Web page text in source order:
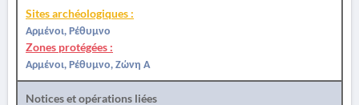
Sites archéologiques :
Αρμένοι, Ρέθυμνο
Zones protégées :
Αρμένοι, Ρέθυμνο, Ζώνη Α
Notices et opérations liées